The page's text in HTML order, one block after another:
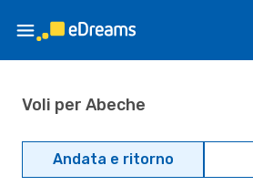
Voli per Abeche
Andata e ritorno